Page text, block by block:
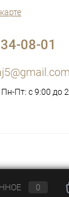
08-01
Пт: с 9:00 до
0